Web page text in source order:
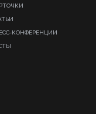
КОНФЕРЕНЦИИ